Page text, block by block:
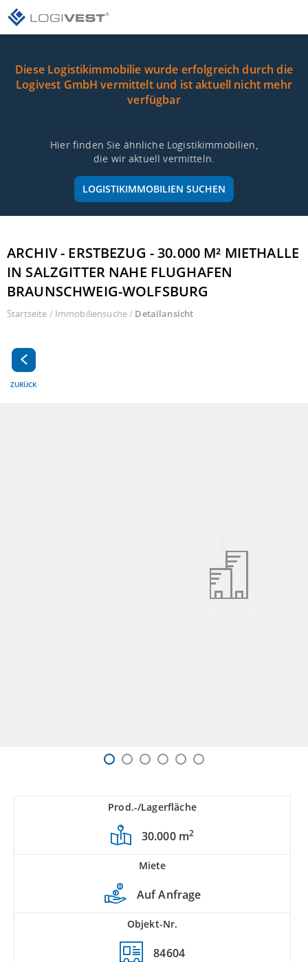
Diese Logistikimmobilie wurde erfolgreich durch die
Logivest GmbH vermittelt und ist aktuell nicht mehr
verfügbar
Hier finden Sie ähnliche Logistikimmobilien,
die wir aktuell vermitteln.
LOGISTIKIMMOBILIEN SUCHEN
ARCHIV - ERSTBEZUG - 30.000 M² MIETHALLE
IN SALZGITTER NAHE FLUGHAFEN
BRAUNSCHWEIG-WOLFSBURG
Startseite / Immobiliensuche/ Detailansicht
ZURÜCK
Prod.-/Lagerfläche
30.000 m2
Miete
Auf Anfrage
Objekt-Nr.
84604